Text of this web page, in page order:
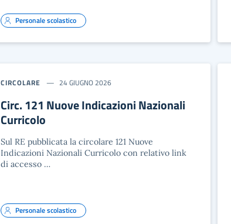
Personale scolastico
CIRCOLARE 24 GIUGNO 2026
Circ. 121 Nuove Indicazioni Nazionali
Curricolo
Sul RE pubblicata la circolare 121 Nuove
Indicazioni Nazionali Curricolo con relativo link
di accesso …
Personale scolastico